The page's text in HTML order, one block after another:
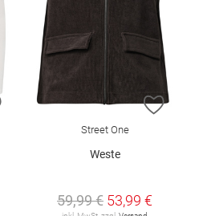
ZUR WUNSCHLISTE HINZUFÜGEN
ZUR
Street One
Weste
59,99 € 53,99 €